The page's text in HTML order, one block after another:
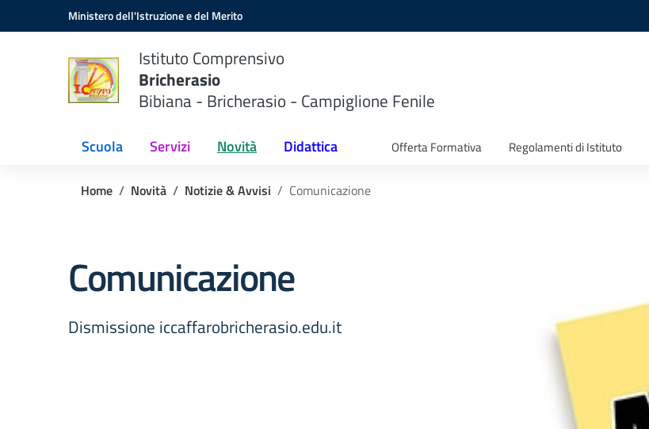
Vai ai contenuti
Vai al menu di navigazioneMinistero dell'Istruzione e del Merito
Istituto Comprensivo
Bricherasio
Bibiana - Bricherasio - Campiglione Fenile
Scuola Servizi Novità Didattica Offerta Formativa Regolamenti di Istituto
Home Novità Notizie & Avvisi Comunicazione
Comunicazione
Dismissione iccaffarobricherasio.edu.it